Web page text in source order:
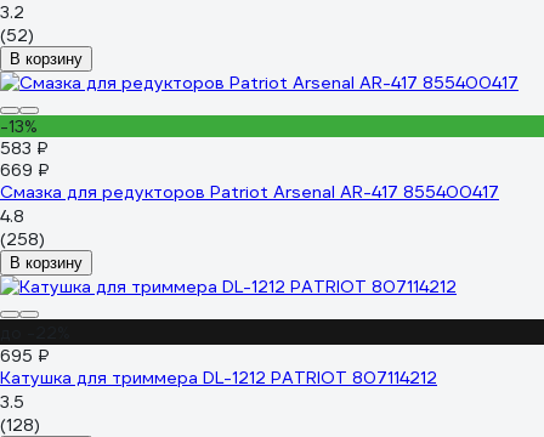
3.2
(52)
В корзину
-13%
583 ₽
669 ₽
Смазка для редукторов Patriot Arsenal AR-417 855400417
4.8
(258)
В корзину
695 ₽
Катушка для триммера DL-1212 PATRIOT 807114212
3.5
(128)